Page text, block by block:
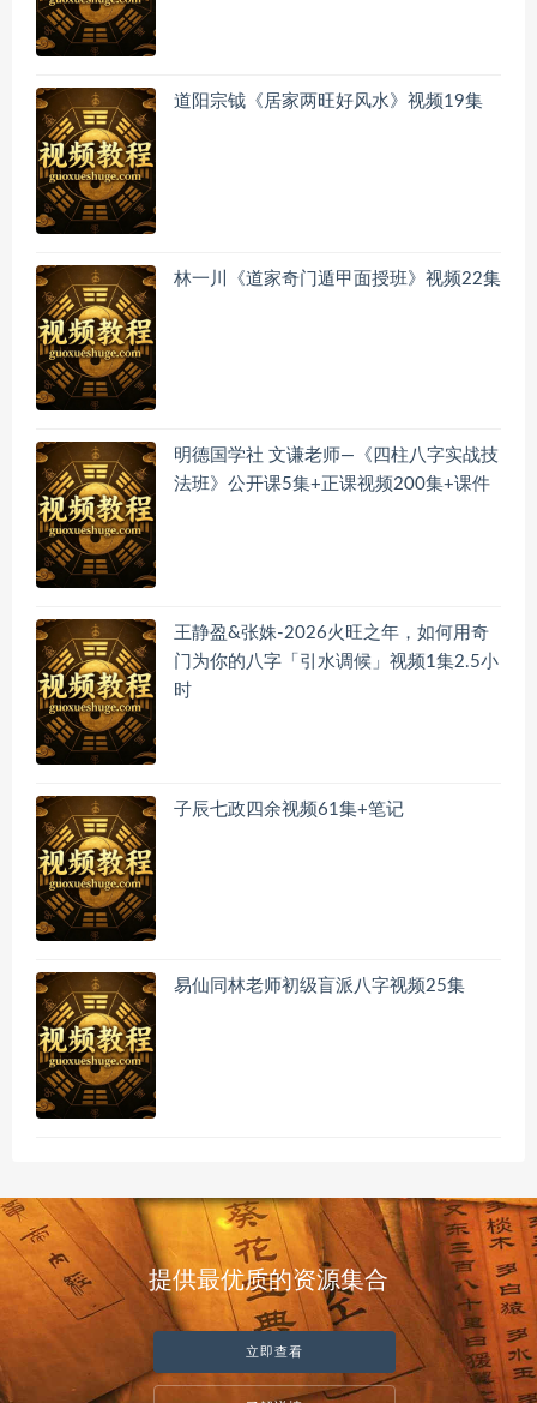
道阳宗钺《居家两旺好风水》视频19集
林一川《道家奇门遁甲面授班》视频22集
明德国学社 文谦老师—《四柱八字实战技
法班》公开课5集+正课视频200集+课件
王静盈&张姝-2026火旺之年，如何用奇
门为你的八字「引水调候」视频1集2.5小
时
子辰七政四余视频61集+笔记
易仙同林老师初级盲派八字视频25集
提供最优质的资源集合
立即查看